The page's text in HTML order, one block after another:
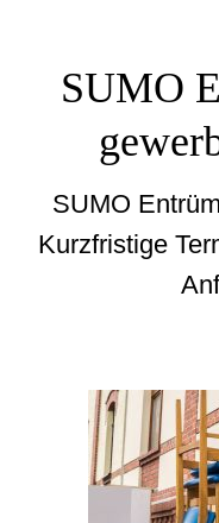
SUMO
SUMO
Kurzfristige